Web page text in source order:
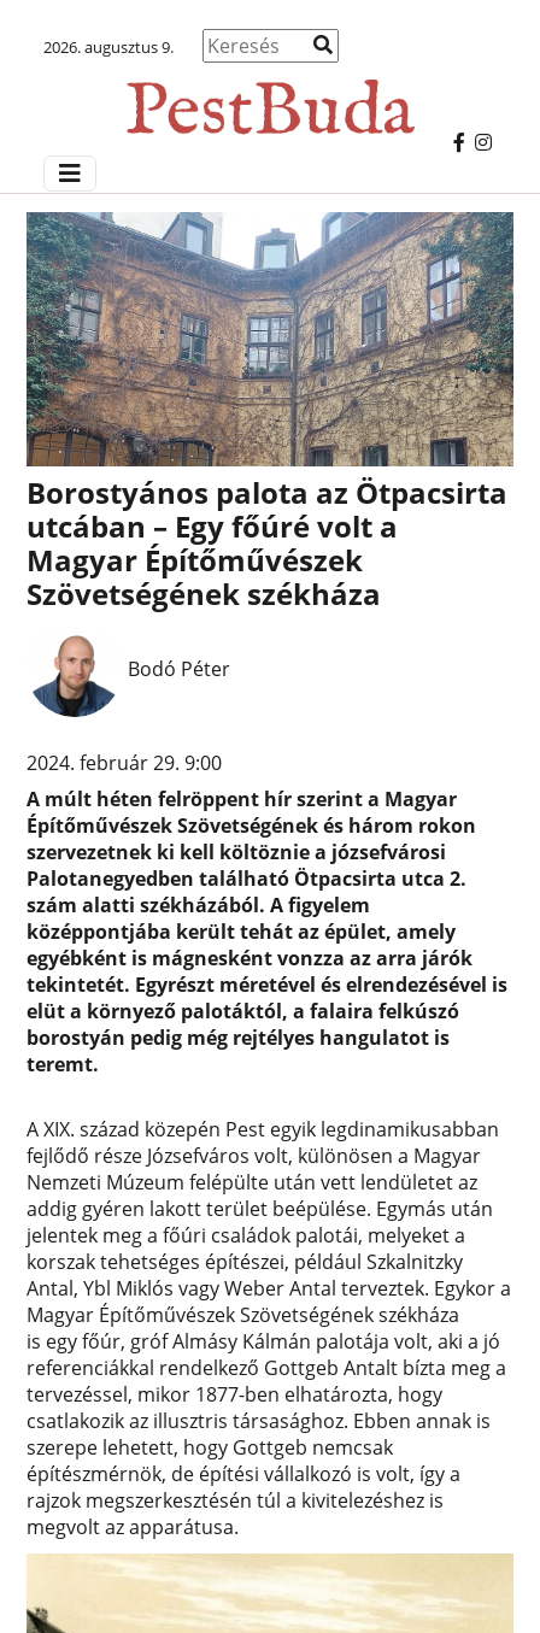
2026. augusztus 9.
Borostyános palota az Ötpacsirta
utcában – Egy főúré volt a
Magyar Építőművészek
Szövetségének székháza
Bodó Péter
2024. február 29. 9:00
A múlt héten felröppent hír szerint a Magyar
Építőművészek Szövetségének és három rokon
szervezetnek ki kell költöznie a józsefvárosi
Palotanegyedben található Ötpacsirta utca 2.
szám alatti székházából. A figyelem
középpontjába került tehát az épület, amely
egyébként is mágnesként vonzza az arra járók
tekintetét. Egyrészt méretével és elrendezésével is
elüt a környező palotáktól, a falaira felkúszó
borostyán pedig még rejtélyes hangulatot is
teremt.
A XIX. század közepén Pest egyik legdinamikusabban
fejlődő része Józsefváros volt, különösen a Magyar
Nemzeti Múzeum felépülte után vett lendületet az
addig gyéren lakott terület beépülése. Egymás után
jelentek meg a főúri családok palotái, melyeket a
korszak tehetséges építészei, például Szkalnitzky
Antal, Ybl Miklós vagy Weber Antal terveztek. Egykor a
Magyar Építőművészek Szövetségének székháza
is egy főúr, gróf Almásy Kálmán palotája volt, aki a jó
referenciákkal rendelkező Gottgeb Antalt bízta meg a
tervezéssel, mikor 1877-ben elhatározta, hogy
csatlakozik az illusztris társasághoz. Ebben annak is
szerepe lehetett, hogy Gottgeb nemcsak
építészmérnök, de építési vállalkozó is volt, így a
rajzok megszerkesztésén túl a kivitelezéshez is
megvolt az apparátusa.